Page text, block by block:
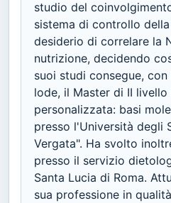
studio del
sistema di controllo
desiderio di correlare la
nutrizione, decidendo
suoi studi consegue,
lode, il Master di II
personalizzata: basi
presso l'Università degli
Vergata". Ha svolto
presso il servizio
Santa Lucia di Roma.
sua professione in